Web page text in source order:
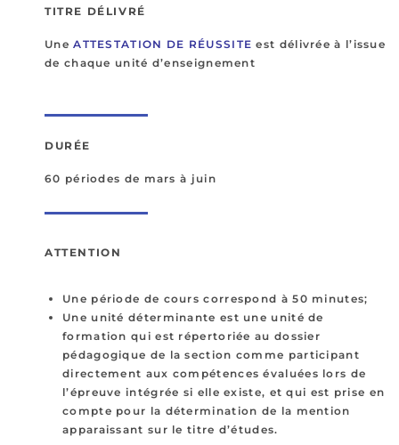
TITRE DÉLIVRÉ
UneATTESTATION DE RÉUSSITEest délivrée à l’issue
de chaque unité d’enseignement
DURÉE
60 périodes de mars à juin
ATTENTION
Une période de cours correspond à 50 minutes;
Une unité déterminante est une unité de
formation qui est répertoriée au dossier
pédagogique de la section comme participant
directement aux compétences évaluées lors de
l’épreuve intégrée si elle existe, et qui est prise en
compte pour la détermination de la mention
apparaissant sur le titre d’études.